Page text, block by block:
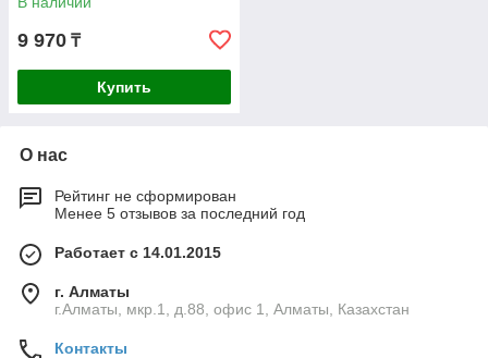
9 970 ₸
Купить
О нас
Рейтинг не сформирован
Менее 5 отзывов за последний год
Работает с 14.01.2015
г. Алматы
г.Алматы, мкр.1, д.88, офис 1, Алматы, Казахстан
Контакты